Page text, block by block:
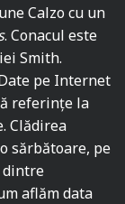
Calzo cu un
. Conacul este
Smith.
pe Internet
referințe la
Clădirea
sărbătoare, pe
dintre
aflăm data